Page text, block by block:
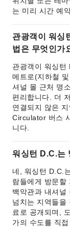
는 미리 시간 예
관광객이 워싱
법은 무엇인가
관광객이 워싱턴
메트로(지하철
셔널 몰 근처 명
편리합니다. 더
연결되지 않은
Circulator 버스
니다.
워싱턴 D.C.는
네, 워싱턴 D.C.
람들에게 방문할
백악관과 내셔널
넘치는 지역들을
료로 공개되며,
가의 수도를 직